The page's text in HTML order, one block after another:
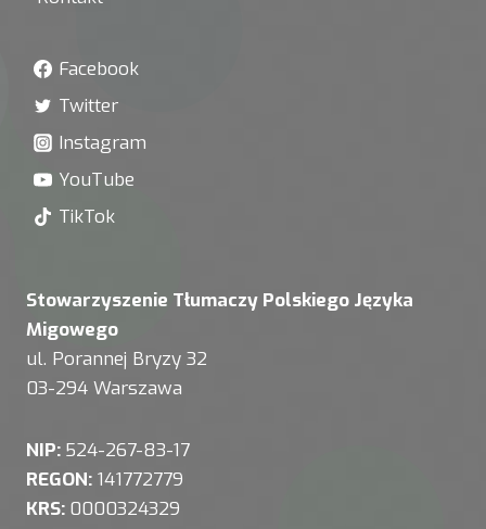
Facebook
Twitter
Instagram
YouTube
TikTok
Stowarzyszenie Tłumaczy Polskiego Języka
Migowego
ul. Porannej Bryzy 32
03-294 Warszawa
NIP: 524-267-83-17
REGON: 141772779
KRS: 0000324329